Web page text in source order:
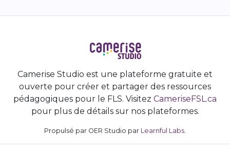
Camerise Studio est une plateforme gratuite et
ouverte pour créer et partager des ressources
pédagogiques pour le FLS. Visitez CameriseFSL.ca
pour plus de détails sur nos plateformes.
Propulsé par OER Studio par Learnful Labs.